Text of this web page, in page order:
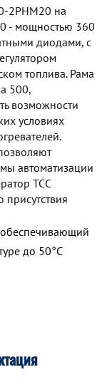
2РНМ20 на
- мощностью 360
диодами, с
топлива. Рама
500,
возможности
условиях
автоматизации
TCC
обеспечивающий
до 50°С